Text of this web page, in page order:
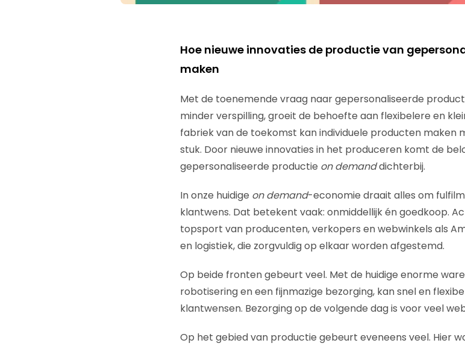
Hoe nieuwe innovaties de productie van
maken
Met de toenemende vraag naar gepersonaliseerde
minder verspilling, groeit de behoefte aan flexibelere en
fabriek van de toekomst kan individuele producten maken
stuk. Door nieuwe innovaties in het produceren komt de
gepersonaliseerde productie on demanddichterbij.
In onze huidige on demand-economie draait alles om
klantwens. Dat betekent vaak: onmiddellijk én goedkoop.
topsport van producenten, verkopers en webwinkels als
en logistiek, die zorgvuldig op elkaar worden afgestemd.
Op beide fronten gebeurt veel. Met de huidige enorme
robotisering en een fijnmazige bezorging, kan snel en
klantwensen. Bezorging op de volgende dag is voor veel
Op het gebied van productie gebeurt eveneens veel. Hier